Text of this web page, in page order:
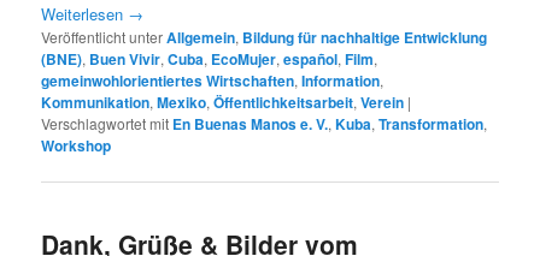
Weiterlesen →
Veröffentlicht unterAllgemein, Bildung für nachhaltige Entwicklung
(BNE), Buen Vivir,Cuba, EcoMujer,español,Film,
gemeinwohlorientiertes Wirtschaften,Information,
Kommunikation,Mexiko,Öffentlichkeitsarbeit,Verein |
Verschlagwortet mit En Buenas Manos e. V.,Kuba,Transformation,
Workshop
Dank, Grüße & Bilder vom